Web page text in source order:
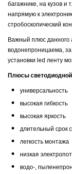
багажнике, на кузов и
напрямую к
стробоскопический
Важный плюс данного
водонепроницаема, за
установки led ленту
Плюсы
универсальность
высокая гибкость
высокая яркость
длительный срок
легкость монтажа
низкая
водо-,